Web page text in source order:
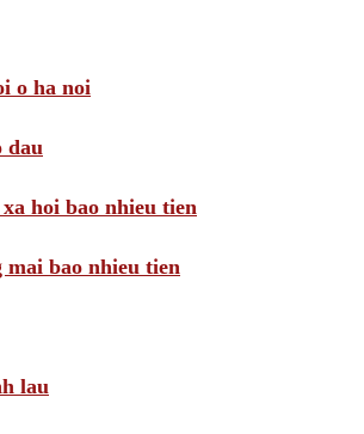
o ha noi
dau
hoi bao nhieu tien
mai bao nhieu tien
lau